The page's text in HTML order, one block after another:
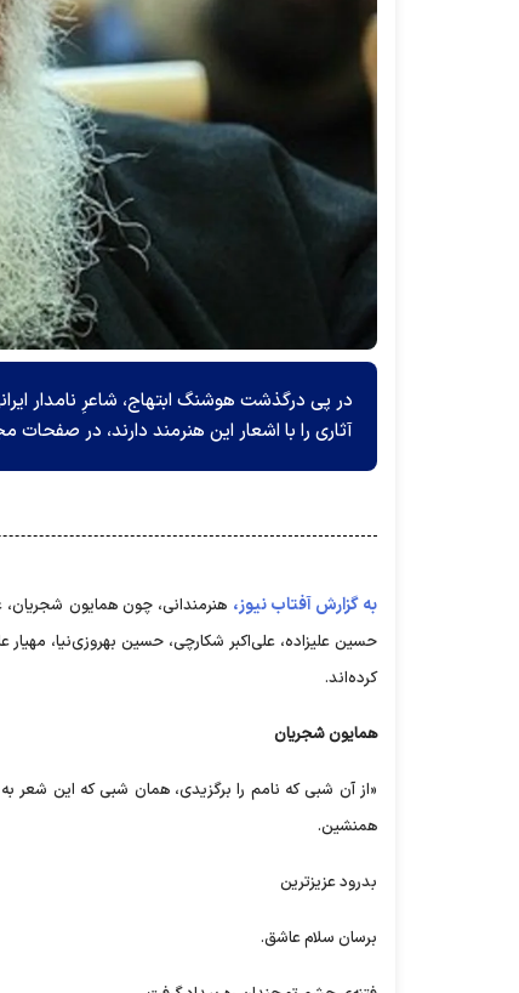
آثاری را با اشعار این هنرمند دارند، در
به گزارش آفتاب نیوز، هنرمندانی، چون همایون شجریان،
حسین علیزاده، علی‌اکبر شکارچی، حسین بهروزی‌نیا،
کرده‌اند.
همایون شجریان
«از آن شبی که نامم را برگزیدی، همان شبی که این شعر
همنشین.
بدرود عزیزترین
برسان سلام عاشق.